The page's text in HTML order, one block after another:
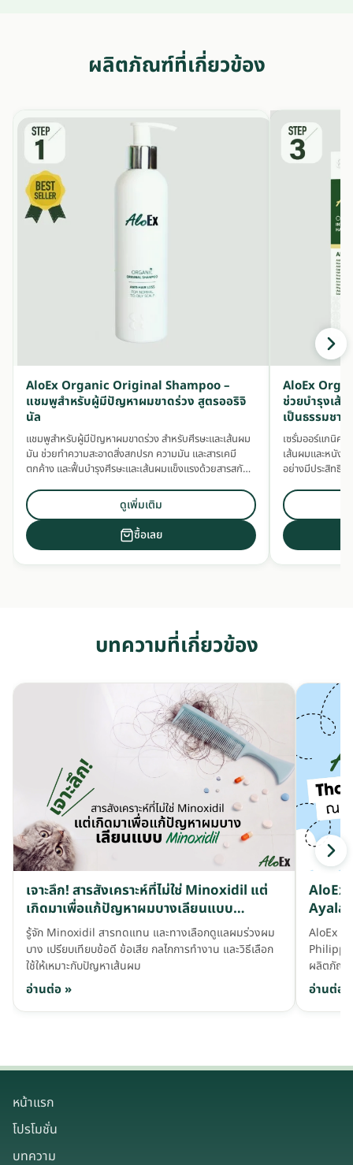
ผลิตภัณฑ์ที่เกี่ยวข้อง
AloEx Organic Original Shampoo –
แชมพูสำหรับผู้มีปัญหาผมขาดร่วง สูตรออริจิ
นัล
แชมพูสำหรับผู้มีปัญหาผมขาดร่วง สำหรับศีรษะและเส้นผม
มัน ช่วยทำความสะอาดสิ่งสกปรก ความมัน และสารเคมี
ตกค้าง และฟื้นบำรุงศีรษะและเส้นผมแข็งแรงด้วยสารสกัด
ดูเพิ่มเติม
ซื้อเลย
AloEx
ช่วยบำรุงเส้
เป็นธรรมชาติ
เซรั่มออร์แกนิค
เส้นผมและหนัง
อย่างมีประสิทธิภ
บทความที่เกี่ยวข้อง
เจาะลึก! สารสังเคราะห์ที่ไม่ใช่ Minoxidil แต่
เกิดมาเพื่อแก้ปัญหาผมบางเลียนแบบ
Minoxidil
รู้จัก Minoxidil สารทดแทน และทางเลือกดูแลผมร่วงผม
บาง เปรียบเทียบข้อดี ข้อเสีย กลไกการทำงาน และวิธีเลือก
ใช้ให้เหมาะกับปัญหาเส้นผม
อ่านต่อ »
AloEx
Ayala
AloEx ร่
ผลิตภัณฑ์
อ่านต่อ
หน้าแรก
โปรโมชั่น
บทความ